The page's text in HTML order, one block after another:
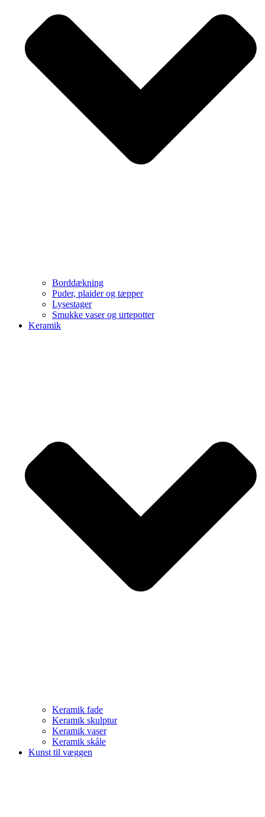
Borddækning
Puder, plaider og tæpper
Lysestager
Smukke vaser og urtepotter
Keramik
Keramik fade
Keramik skulptur
Keramik vaser
Keramik skåle
Kunst til væggen